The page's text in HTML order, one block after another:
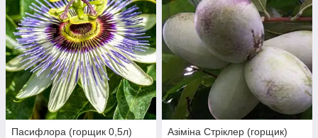
Пасифлора (горщик 0,5л)
Азіміна Стріклер (горщик)